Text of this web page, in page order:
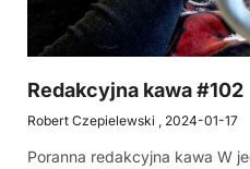
Redakcyjna kawa #102
Robert Czepielewski 2024-01-17
Poranna redakcyjna kawa W